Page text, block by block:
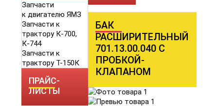
Запчасти
к двигателю ЯМЗ
Запчасти к
трактору К-700,
К-744
Запчасти к
трактору Т-150К
ПРАЙС-
ЛИСТЫ
БАК
РАСШИРИТЕЛЬНЫЙ
701.13.00.040 С
ПРОБКОЙ-
КЛАПАНОМ